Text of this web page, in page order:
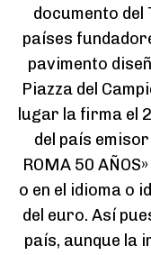
documento
países
pavimento
Piazza del
lugar la firma el
del país emisor
ROMA 50
o en el idioma o
del euro. Así
país, aunque la